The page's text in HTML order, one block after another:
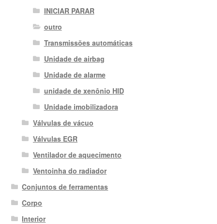
INICIAR PARAR
outro
Transmissões automáticas
Unidade de airbag
Unidade de alarme
unidade de xenônio HID
Unidade imobilizadora
Válvulas de vácuo
Válvulas EGR
Ventilador de aquecimento
Ventoinha do radiador
Conjuntos de ferramentas
Corpo
Interior